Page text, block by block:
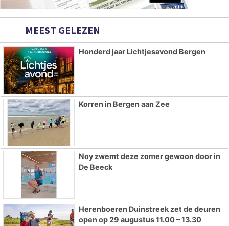
MEEST GELEZEN
Honderd jaar Lichtjesavond Bergen
Korren in Bergen aan Zee
Noy zwemt deze zomer gewoon door in
De Beeck
Herenboeren Duinstreek zet de deuren
open op 29 augustus 11.00 – 13.30